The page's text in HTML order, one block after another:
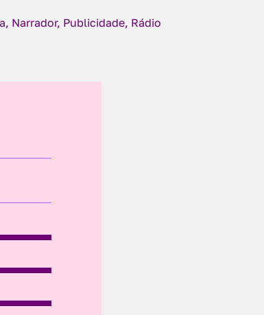
Narrador, Publicidade, Rádio